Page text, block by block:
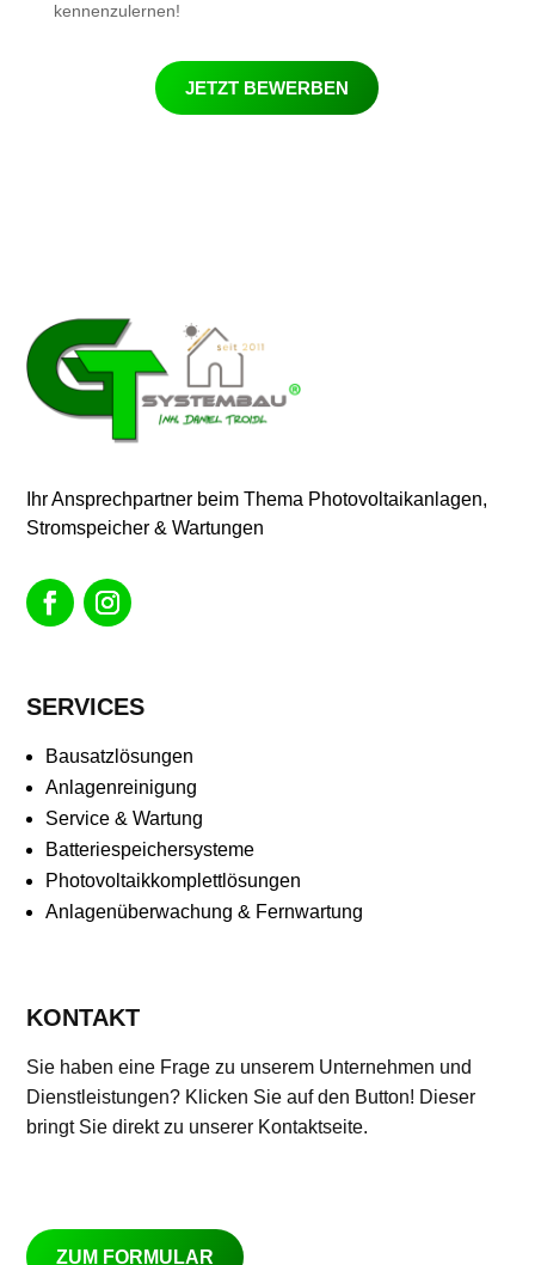
kennenzulernen!
JETZT BEWERBEN
Ihr Ansprechpartner beim Thema Photovoltaikanlagen,
Stromspeicher & Wartungen
SERVICES
Bausatzlösungen
Anlagenreinigung
Service & Wartung
Batteriespeichersysteme
Photovoltaikkomplettlösungen
Anlagenüberwachung & Fernwartung
KONTAKT
Sie haben eine Frage zu unserem Unternehmen und
Dienstleistungen? Klicken Sie auf den Button! Dieser
bringt Sie direkt zu unserer Kontaktseite.
ZUM FORMULAR